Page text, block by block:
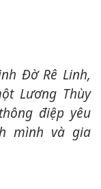
Lương Thùy
điệp yêu
mình và gia